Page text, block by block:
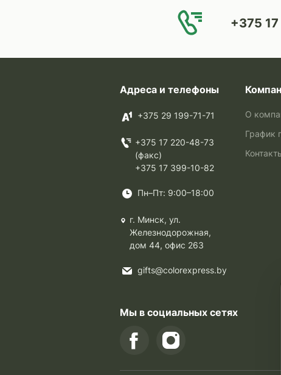
+375
Адреса и телефоны
+375 29 199-71-71
+375 17 220-48-73
(факс)
+375 17 399-10-82
Пн–Пт: 9:00–18:00
г. Минск, ул.
Железнодорожная,
дом 44, офис 263
gifts@colorexpress.by
О
График
Мы в социальных сетях